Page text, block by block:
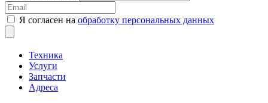
Я согласен на обработку персональных данных
Техника
Услуги
Запчасти
Адреса